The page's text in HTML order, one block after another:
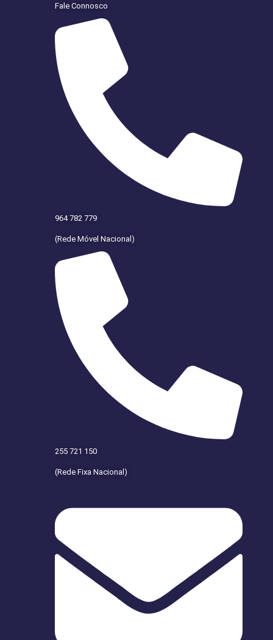
Fale Connosco
964 782 779
(Rede Móvel Nacional)
255 721 150
(Rede Fixa Nacional)